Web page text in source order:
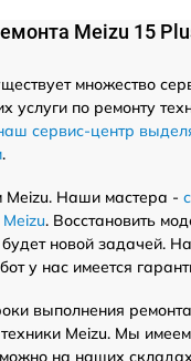
Meizu 15
множество
услуги по ремонту
сервис-центр
.
Наши мастера -
. Восстановить
новой задачей.
у нас имеется
выполнения
Meizu. Мы
на наших